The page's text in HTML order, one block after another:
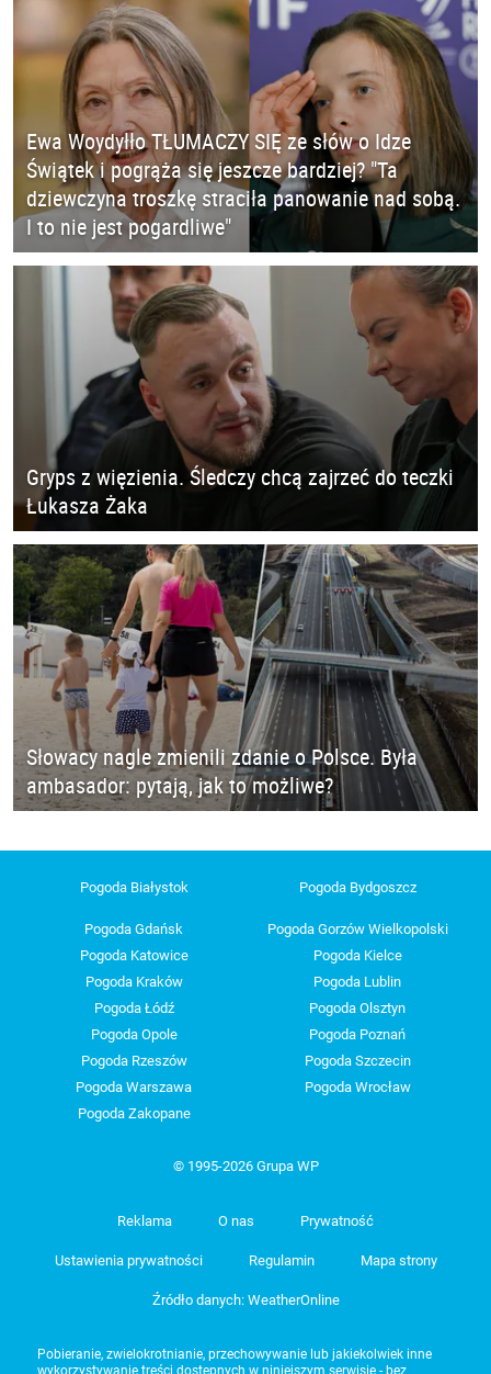
Ewa Woydyłło TŁUMACZY SIĘ ze słów o Idze
Świątek i pogrąża się jeszcze bardziej? "Ta
dziewczyna troszkę straciła panowanie nad sobą.
I to nie jest pogardliwe"
Gryps z więzienia. Śledczy chcą zajrzeć do teczki
Łukasza Żaka
Słowacy nagle zmienili zdanie o Polsce. Była
ambasador: pytają, jak to możliwe?
Pogoda Białystok Pogoda Bydgoszcz
Pogoda Gdańsk
Pogoda Gorzów Wielkopolski
Pogoda Katowice
Pogoda Kielce
Pogoda Kraków
Pogoda Lublin
Pogoda Łódź
Pogoda Olsztyn
Pogoda Opole
Pogoda Poznań
Pogoda Rzeszów
Pogoda Szczecin
Pogoda Warszawa
Pogoda Wrocław
Pogoda Zakopane
© 1995-2026 Grupa WP
Reklama O nas Prywatność
Ustawienia prywatności Regulamin Mapa strony
Źródło danych: WeatherOnline
Pobieranie, zwielokrotnianie, przechowywanie lub jakiekolwiek inne
wykorzystywanie treści dostępnych w niniejszym serwisie - bez